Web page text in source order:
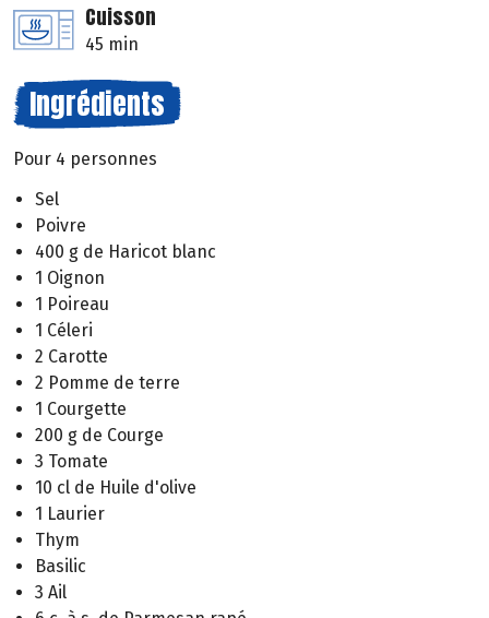
Cuisson
45 min
Ingrédients
Pour 4 personnes
Sel
Poivre
400 g de Haricot blanc
1 Oignon
1 Poireau
1 Céleri
2 Carotte
2 Pomme de terre
1 Courgette
200 g de Courge
3 Tomate
10 cl de Huile d'olive
1 Laurier
Thym
Basilic
3 Ail